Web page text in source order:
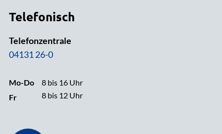
Telefonisch
Telefonzentrale
04131 26-0
Mo-Do
Fr
8 bis 16 Uhr
8 bis 12 Uhr